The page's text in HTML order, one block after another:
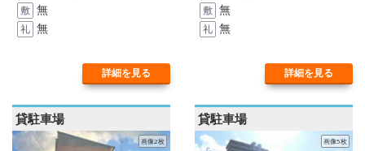
敷 無
礼 無
詳細を見る
敷 無
礼 無
詳細を見る
貸駐車場
画像2枚
貸駐車場
画像5枚